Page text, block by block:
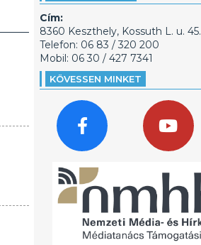
Cím:
8360 Keszthely, Kossuth L. u. 45.
Telefon: 06 83 / 320 200
Mobil: 06 30 / 427 7341
KÖVESSEN MINKET